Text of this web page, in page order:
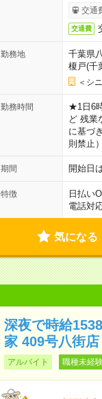
交通
交通費
勤務地
千葉県
榎戸(千
＜シ
勤務時間
★1日6
ど 残業
に基づ
則禁止
期間 開始日
特徴 日払い
電話対
気になる
深夜で時給
家 409号八街店
アルバイト 職種未経